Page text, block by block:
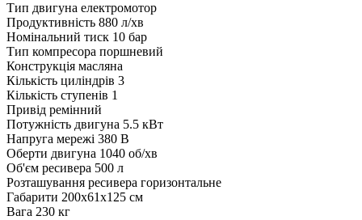
Тип двигуна електромотор
Продуктивність 880 л/хв
Номінальний тиск 10 бар
Тип компресора поршневий
Конструкція масляна
Кількість циліндрів 3
Кількість ступенів 1
Привід ремінний
Потужність двигуна 5.5 кВт
Напруга мережі 380 В
Оберти двигуна 1040 об/хв
Об'єм ресивера 500 л
Розташування ресивера горизонтальне
Габарити 200x61x125 см
Вага 230 кг